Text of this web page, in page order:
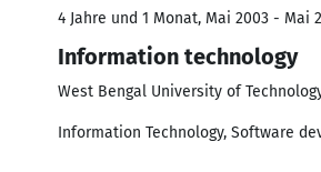
4 Jahre und 1 Monat, Mai 2003 - Mai
Information technology
West Bengal University of
Information Technology, Software